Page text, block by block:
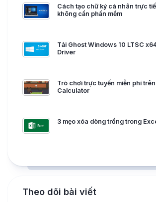
Cách tạo chữ ký cá nhân trực
không cần phần mềm
Tải Ghost Windows 10 LTSC
Driver
Trò chơi trực tuyến miễn phí
Calculator
3 mẹo xóa dòng trống trong
Theo dõi bài viết